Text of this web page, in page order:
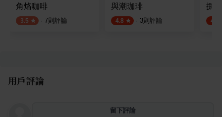
角烙咖啡
3.5 · 7則評論
與潮珈琲
4.8 · 3則評論
捌
4.5
用戶評論
留下評論